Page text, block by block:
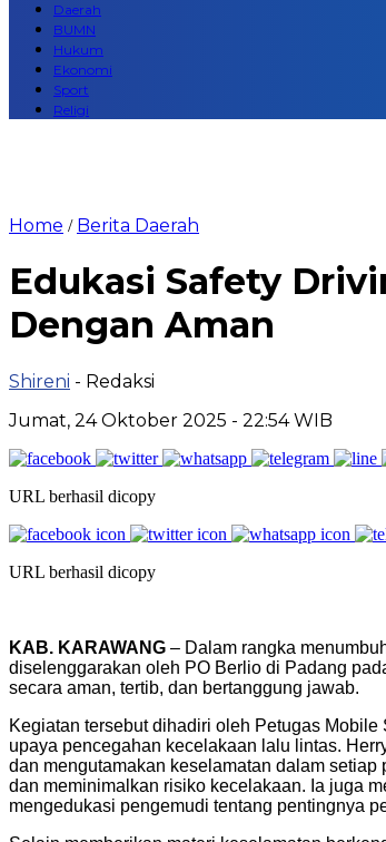
Daerah
BUMN
Hukum
Ekonomi
Sport
Religi
Home / Berita Daerah
Edukasi Safety
Dengan Aman
Shireni - Redaksi
Jumat, 24 Oktober 2025 - 22:54 WIB
URL berhasil dicopy
URL berhasil dicopy
KAB. KARAWANG – Dalam rangka
diselenggarakan oleh PO Berlio di Padang
secara aman, tertib, dan bertanggung jawab.
Kegiatan tersebut dihadiri oleh Petugas
upaya pencegahan kecelakaan lalu lintas.
dan mengutamakan keselamatan dalam
dan meminimalkan risiko kecelakaan. Ia juga
mengedukasi pengemudi tentang pentingnya